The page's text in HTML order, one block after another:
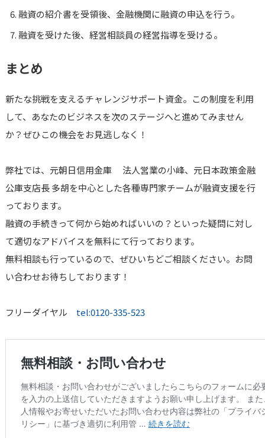
融資の紹介書を受領後、金融機関に融資の申込を行う。
融資を受けた後、経営相談員の経営指導を受ける。
まとめ
新たな挑戦を支えるチャレンジサポート資金。この制度を利用
して、あなたのビジネスを次のステージへと進めてみません
か？ぜひこの機会をお見逃しなく！
弊社では、元朝日信用金庫 法人営業の小峰、元日本政策金融
公庫支店長 多胡を中心とした各種専門家チームが融資支援を行
っております。
融資の手続きって何から始めればいいの？といった疑問に対し
て適切なアドバイスを無料にて行っております。
無料相談も行っているので、ぜひいちどご相談ください。お問
い合わせお待ちしております！
フリーダイヤル tel:0120-335-523